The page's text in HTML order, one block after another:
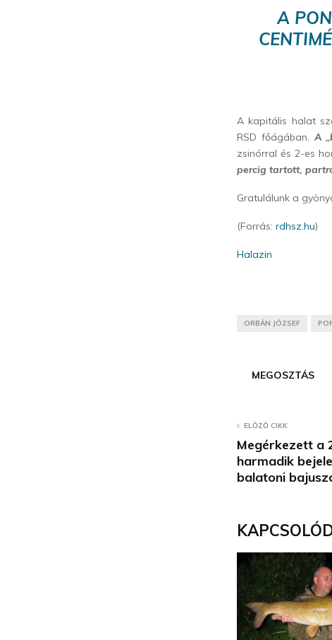
A
A kapitális halat
RSD főágában. A
zsinórral és 2-es
percig tartott,
Gratulálunk a
(Forrás: rdhsz.hu)
Halazin
ORBÁN JÓZSEF
MEGOSZTÁS
ELŐZŐ CIKK
Megérkezett a
harmadik
balatoni